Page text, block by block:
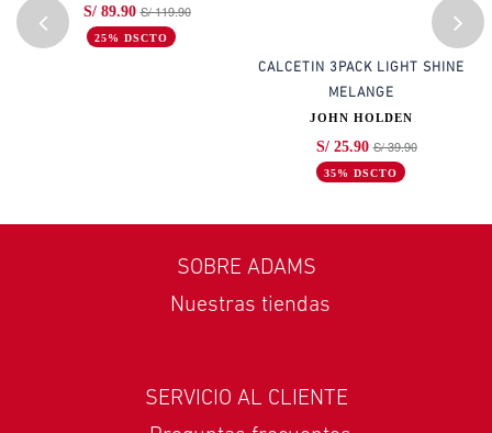
S/ 89.90 S/ 119.90
25% DSCTO
CALCETIN 3PACK LIGHT SHINE
MELANGE
JOHN HOLDEN
S/ 25.90 S/ 39.90
35% DSCTO
SOBRE ADAMS
Nuestras tiendas
SERVICIO AL CLIENTE